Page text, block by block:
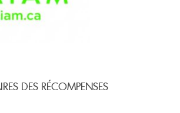
DES RÉCOMPENSES